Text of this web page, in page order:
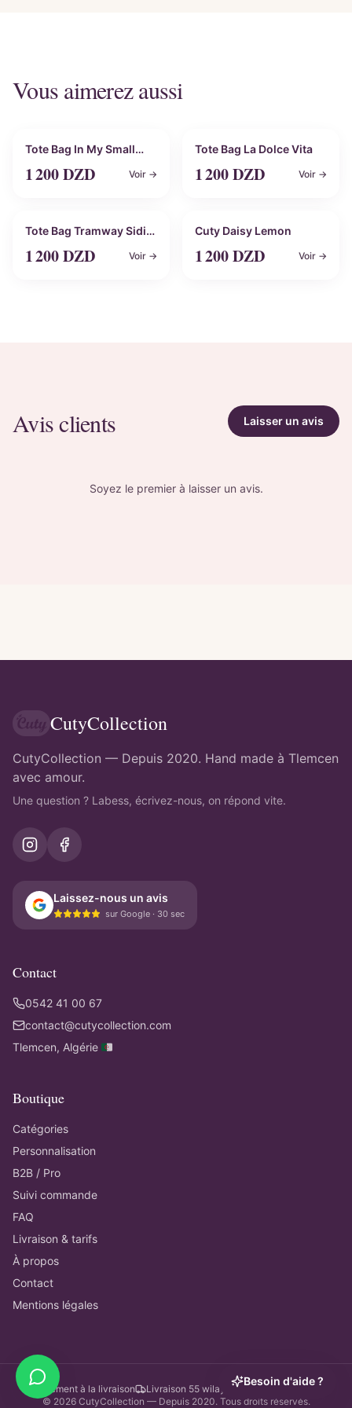
Vous aimerez aussi
Personnalisable
Tote Bag In My Small
1 200DZD Voir →
Personnalisable
Tote Bag La Dolce Vita
1 200DZD Voir →
Personnalisable
Tote Bag Tramway Sidi
1 200DZD Voir →
Personnalisable
Cuty Daisy Lemon
1 200DZD Voir →
Avis clients Laisser un avis
Soyez le premier à laisser un avis.
CutyCollection
CutyCollection — Depuis 2020. Hand made à Tlemcen
avec amour.
Une question ? Labess, écrivez-nous, on répond vite.
Laissez-nous un avis
sur Google · 30 sec
Contact
0542 41 00 67
contact@cutycollection.com
Tlemcen, Algérie 🇩🇿
Boutique
Catégories
Personnalisation
B2B / Pro
Suivi commande
FAQ
Livraison & tarifs
À propos
Contact
Mentions légales
Paiement à la livraison Livraison 55 wilayas
Paiement sécurisé
© 2026CutyCollection — Depuis 2020. Tous droits réservés.
Besoin d'aide ?